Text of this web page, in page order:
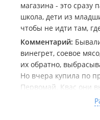
магазина - это сразу
школа, дети из
чтобы не идти там,
Комментарий:
винегрет, соевое
их обратно,
Но вчера купила по
Первомай. Квас они
4 года стало очень